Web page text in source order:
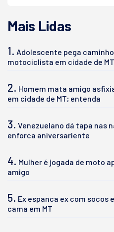
Mais Lidas
1. Adolescente pega
motociclista em cidade de MT
2. Homem mata amigo
em cidade de MT; entenda
3. Venezuelano dá tapa nas
enforca aniversariente
4. Mulher é jogada de moto
amigo
5. Ex espanca ex com socos
cama em MT